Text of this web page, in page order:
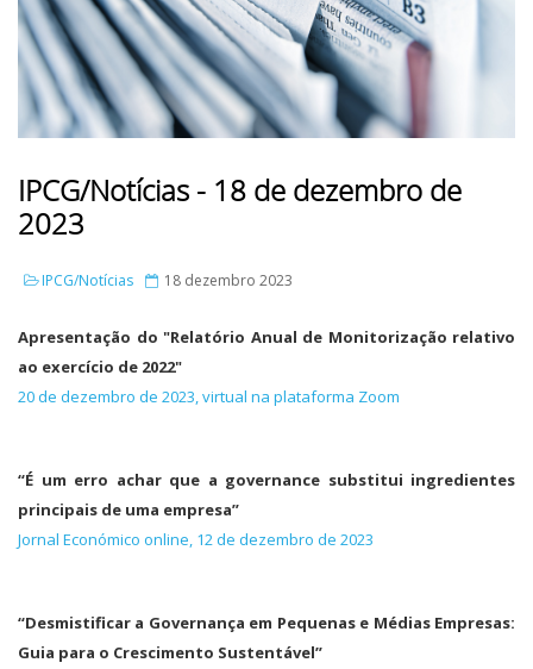
IPCG/Notícias - 18 de dezembro de
2023
IPCG/Notícias 18 dezembro 2023
Apresentação do "Relatório Anual de Monitorização relativo
ao exercício de 2022"
20 de dezembro de 2023, virtual na plataforma Zoom
“É um erro achar que a governance substitui ingredientes
principais de uma empresa”
Jornal Económico online, 12 de dezembro de 2023
“Desmistificar a Governança em Pequenas e Médias Empresas:
Guia para o Crescimento Sustentável”